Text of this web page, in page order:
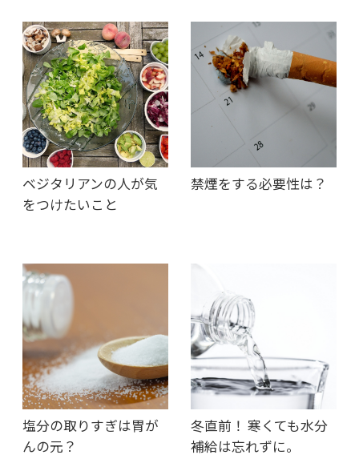
ベジタリアンの人が気
をつけたいこと
禁煙をする必要性は？
塩分の取りすぎは胃が
んの元？
冬直前！ 寒くても水分
補給は忘れずに。